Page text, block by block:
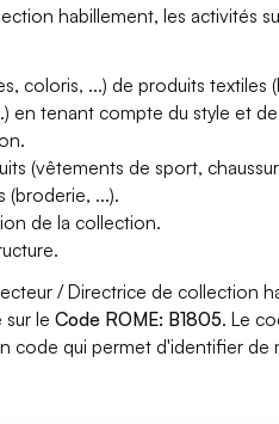
habillement, les activités
coloris, ...) de produits textiles
en tenant compte du style et
(vêtements de sport,
(broderie, ...).
de la collection.
/ Directrice de collection
sur leCode ROME: B1805. Le
code qui permet d'identifier de